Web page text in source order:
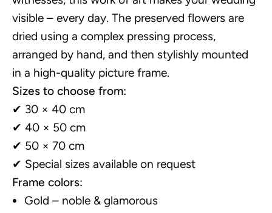
visible – every day. The preserved flowers are
dried using a complex pressing process,
arranged by hand, and then stylishly mounted
in a high-quality picture frame.
Sizes to choose from:
✔ 30 × 40 cm
✔ 40 × 50 cm
✔ 50 × 70 cm
✔ Special sizes available on request
Frame colors:
Gold – noble & glamorous